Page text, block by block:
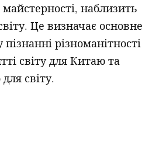
майстерності, наблизить
Це визначає основне
різноманітності
світу для Китаю та
світу.